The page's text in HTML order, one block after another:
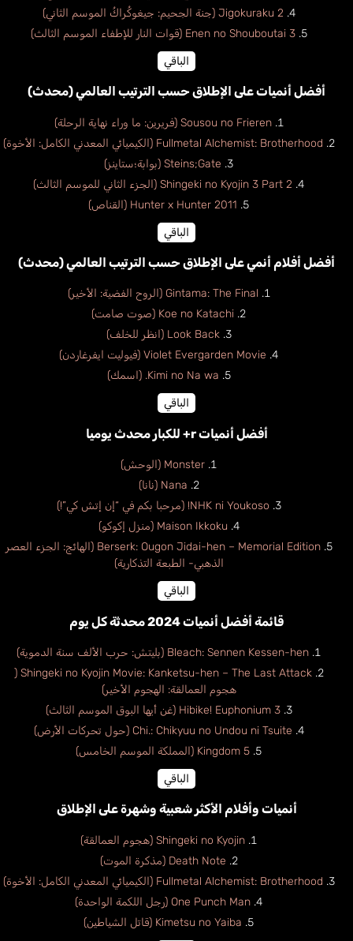
Jigokuraku 2 (جنة الجحيم: جيغوكُراكُ الموسم الثاني)
Enen no Shouboutai 3 (قوات النار للإطفاء الموسم الثالث)
الباقي
أفضل أنميات على الإطلاق حسب الترتيب العالمي (محدث)
Sousou no Frieren (فريرين: ما وراء نهاية الرحلة)
Fullmetal Alchemist: Brotherhood (الكيميائي المعدني الكامل: الأخوة)
Steins;Gate (بوابة؛ستاينز)
Shingeki no Kyojin 3 Part 2 (الجزء الثاني للموسم الثالث)
Hunter x Hunter 2011 (القناص)
الباقي
أفضل أفلام أنمي على الإطلاق حسب الترتيب العالمي (محدث)
Gintama: The Final (الروح الفضية: الأخير)
Koe no Katachi (صوت صامت)
Look Back (انظر للخلف)
Violet Evergarden Movie (فيوليت ايفرغاردن)
Kimi no Na wa. (اسمك)
الباقي
أفضل أنميات r+ للكبار محدث يوميا
Monster (الوحش)
Nana (نانا)
NHK ni Youkoso! (مرحبا بكم في “إن إتش كي”!)
Maison Ikkoku (منزل إكوكو)
Berserk: Ougon Jidai-hen – Memorial Edition (الهائج: الجزء العصر
الذهبي- الطبعة التذكارية)
الباقي
قائمة أفضل أنميات 2024 محدثة كل يوم
Bleach: Sennen Kessen-hen (بليتش: حرب الألف سنة الدموية)
Shingeki no Kyojin Movie: Kanketsu-hen – The Last Attack (
هجوم العمالقة: الهجوم الأخير)
Hibike! Euphonium 3 (غن أيها البوق الموسم الثالث)
Chi.: Chikyuu no Undou ni Tsuite (حول تحركات الأرض)
Kingdom 5 (المملكة الموسم الخامس)
الباقي
أنميات وأفلام الأكثر شعبية وشهرة على الإطلاق
Shingeki no Kyojin (هجوم العمالقة)
Death Note (مذكرة الموت)
Fullmetal Alchemist: Brotherhood (الكيميائي المعدني الكامل: الأخوة)
One Punch Man (رجل اللكمة الواحدة)
Kimetsu no Yaiba (قاتل الشياطين)